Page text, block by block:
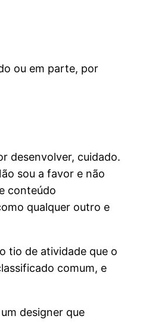
ou em parte, por
desenvolver, cuidado.
sou a favor e não
conteúdo
qualquer outro e
tio de atividade que o
comum, e
designer que